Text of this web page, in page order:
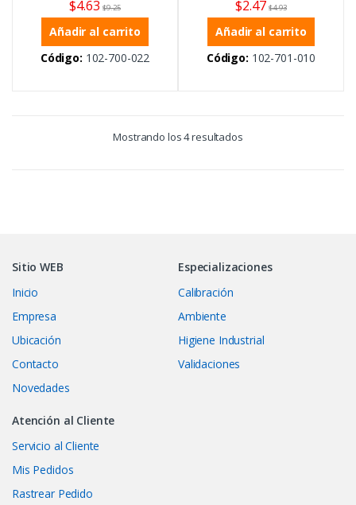
$4.63 $9.25
Añadir al carrito
Código: 102-700-022
$2.47 $4.93
Añadir al carrito
Código: 102-701-010
Mostrando los 4 resultados
Sitio WEB
Inicio
Empresa
Ubicación
Contacto
Novedades
Especializaciones
Calibración
Ambiente
Higiene Industrial
Validaciones
Atención al Cliente
Servicio al Cliente
Mis Pedidos
Rastrear Pedido